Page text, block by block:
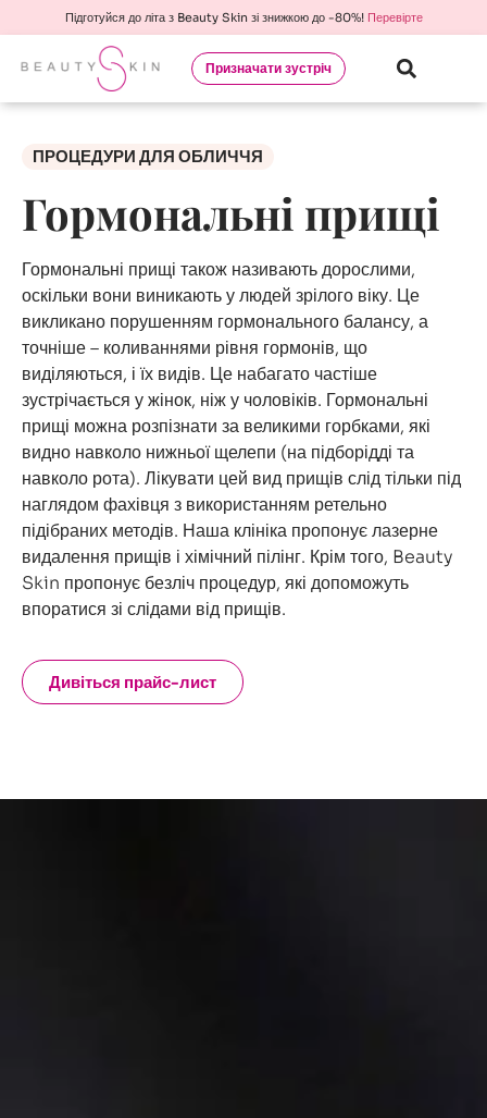
Підготуйся до літа з Beauty Skin зі знижкою до -80%! Перевірте
Призначати зустріч
ПРОЦЕДУРИ ДЛЯ ОБЛИЧЧЯ
Гормональні прищі
Гормональні прищі також називають дорослими,
оскільки вони виникають у людей зрілого віку. Це
викликано порушенням гормонального балансу, а
точніше – коливаннями рівня гормонів, що
виділяються, і їх видів. Це набагато частіше
зустрічається у жінок, ніж у чоловіків. Гормональні
прищі можна розпізнати за великими горбками, які
видно навколо нижньої щелепи (на підборідді та
навколо рота). Лікувати цей вид прищів слід тільки під
наглядом фахівця з використанням ретельно
підібраних методів. Наша клініка пропонує лазерне
видалення прищів і хімічний пілінг. Крім того, Beauty
Skin пропонує безліч процедур, які допоможуть
впоратися зі слідами від прищів.
Дивіться прайс-лист